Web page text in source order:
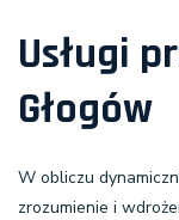
Usługi
Głogów
W obliczu
zrozumienie i